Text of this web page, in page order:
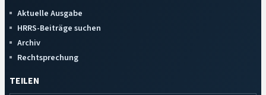
Aktuelle Ausgabe
HRRS-Beiträge suchen
Archiv
Rechtsprechung
TEILEN